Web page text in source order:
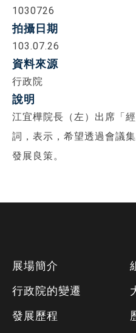
1030726
拍攝日期
103.07.26
資料來源
行政院
說明
江宜樺院長（左）出席「
詞，表示，希望透過會議
發展良策。
展場簡介
行政院的變遷
發展歷程